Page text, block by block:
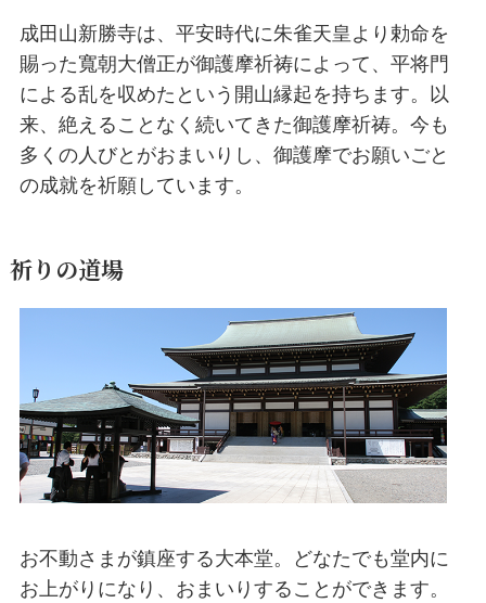
成田山新勝寺は、平安時代に朱雀天皇より勅命を
賜った寬朝大僧正が御護摩祈祷によって、平将門
による乱を収めたという開山縁起を持ちます。以
来、絶えることなく続いてきた御護摩祈祷。今も
多くの人びとがおまいりし、御護摩でお願いごと
の成就を祈願しています。
祈りの道場
お不動さまが鎮座する大本堂。どなたでも堂内に
お上がりになり、おまいりすることができます。